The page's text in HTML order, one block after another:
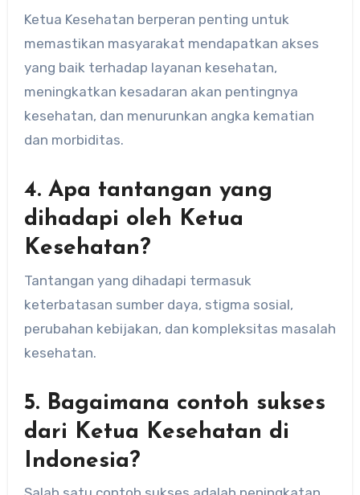
Ketua Kesehatan berperan penting untuk
memastikan masyarakat mendapatkan akses
yang baik terhadap layanan kesehatan,
meningkatkan kesadaran akan pentingnya
kesehatan, dan menurunkan angka kematian
dan morbiditas.
4. Apa tantangan yang
dihadapi oleh Ketua
Kesehatan?
Tantangan yang dihadapi termasuk
keterbatasan sumber daya, stigma sosial,
perubahan kebijakan, dan kompleksitas masalah
kesehatan.
5. Bagaimana contoh sukses
dari Ketua Kesehatan di
Indonesia?